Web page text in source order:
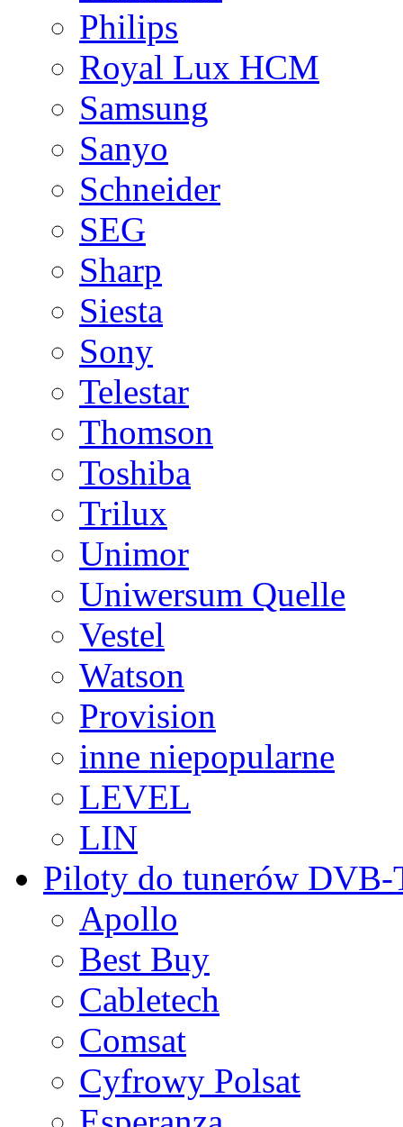
Philips
Royal Lux HCM
Samsung
Sanyo
Schneider
SEG
Sharp
Siesta
Sony
Telestar
Thomson
Toshiba
Trilux
Unimor
Uniwersum Quelle
Vestel
Watson
Provision
inne niepopularne
LEVEL
LIN
Piloty do tunerów DVB-
Apollo
Best Buy
Cabletech
Comsat
Cyfrowy Polsat